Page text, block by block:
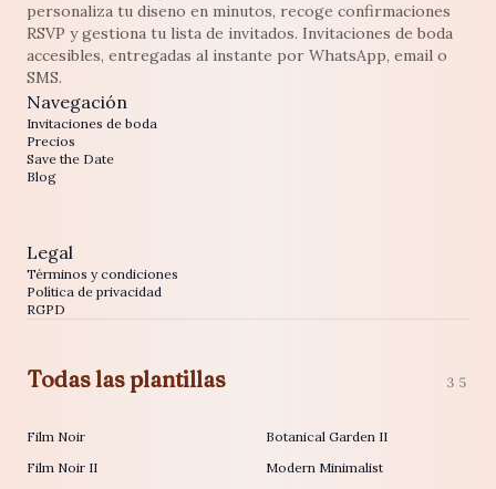
personaliza tu diseno en minutos, recoge confirmaciones
RSVP y gestiona tu lista de invitados. Invitaciones de boda
accesibles, entregadas al instante por WhatsApp, email o
SMS.
Navegación
Invitaciones de boda
Precios
Save the Date
Blog
Legal
Términos y condiciones
Política de privacidad
RGPD
Todas las plantillas 35
Film Noir
Film Noir II
Botanical Garden II
Modern Minimalist